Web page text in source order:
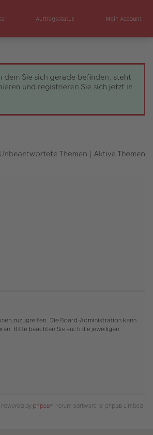
Auftragsstatus Mein Account
dem Sie sich gerade befinden, steht
und registrieren Sie sich jetzt in
Unbeantwortete Themen | Aktive Themen
zuzugreifen. Die Board-Administration kann
Bitte beachten Sie auch die jeweiligen
Powered by phpBB® Forum Software © phpBB Limited